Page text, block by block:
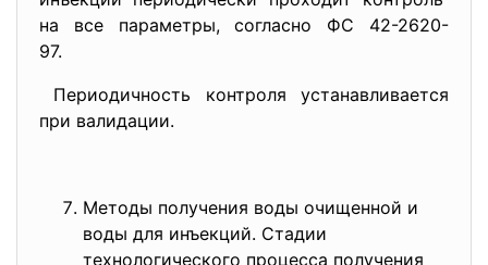
на все параметры, согласно ФС 42-2620-
97.
Периодичность контроля устанавливается
при валидации.
Методы получения воды очищенной и
воды для инъекций. Стадии
технологического процесса получения